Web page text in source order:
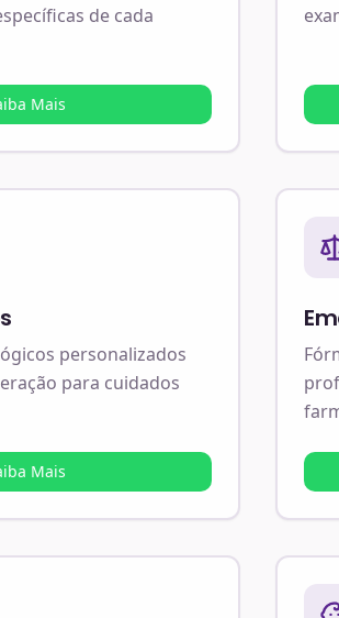
de cada
Mais
personalizados
para cuidados
Mais